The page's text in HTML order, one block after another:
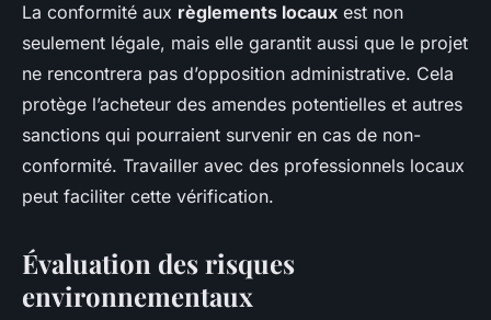
La conformité aux règlements locaux est non
seulement légale, mais elle garantit aussi que le projet
ne rencontrera pas d’opposition administrative. Cela
protège l’acheteur des amendes potentielles et autres
sanctions qui pourraient survenir en cas de non-
conformité. Travailler avec des professionnels locaux
peut faciliter cette vérification.
Évaluation des risques
environnementaux